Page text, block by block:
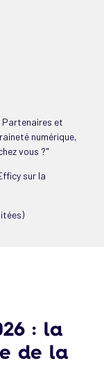
Partenaires et
numérique,
vous ?"
sur la
: la
de la